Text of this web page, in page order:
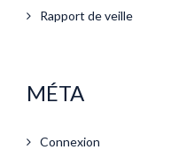
Rapport de veille
MÉTA
Connexion